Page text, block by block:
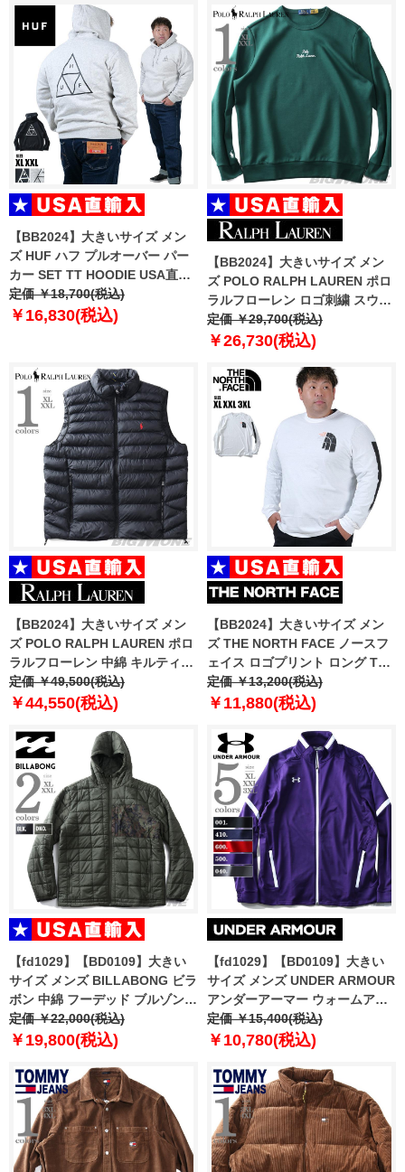
【BB2024】大きいサイズ メン
ズ HUF ハフ プルオーバー パー
カー SET TT HOODIE USA直輸
入 pf00572
定価 ￥18,700(税込)
￥16,830(税込)
【BB2024】大きいサイズ メン
ズ POLO RALPH LAUREN ポロ
ラルフローレン ロゴ刺繍 スウェ
ット トレーナー USA直輸入
710941833-009
定価 ￥29,700(税込)
￥26,730(税込)
【BB2024】大きいサイズ メン
ズ POLO RALPH LAUREN ポロ
ラルフローレン 中綿 キルティン
グ ベスト USA直輸入
710949962-002
定価 ￥49,500(税込)
￥44,550(税込)
【BB2024】大きいサイズ メン
ズ THE NORTH FACE ノースフ
ェイス ロゴプリント ロング Tシ
ャツ Brand Proud Tee USA直輸
入 nf0a86ww-vod
定価 ￥13,200(税込)
￥11,880(税込)
【fd1029】【BD0109】大きい
サイズ メンズ BILLABONG ビラ
ボン 中綿 フーデッド ブルゾン
ジャケット Journey Hooded
Zip-Up Puffer Jacket USA直輸
定価 ￥22,000(税込)
￥19,800(税込)
【fd1029】【BD0109】大きい
サイズ メンズ UNDER ARMOUR
アンダーアーマー ウォームアッ
プ ジャケット アウター スポーツ
ウェア USA 直輸入 1270403
定価 ￥15,400(税込)
￥10,780(税込)